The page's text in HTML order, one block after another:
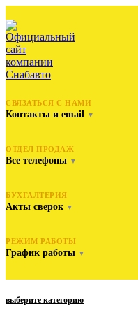
СВЯЗАТЬСЯ С НАМИ
Контакты и email ▼
ОТДЕЛ ПРОДАЖ
Все телефоны ▼
БУХГАЛТЕРИЯ
Акты сверок ▼
РЕЖИМ РАБОТЫ
График работы ▼
выберите категорию